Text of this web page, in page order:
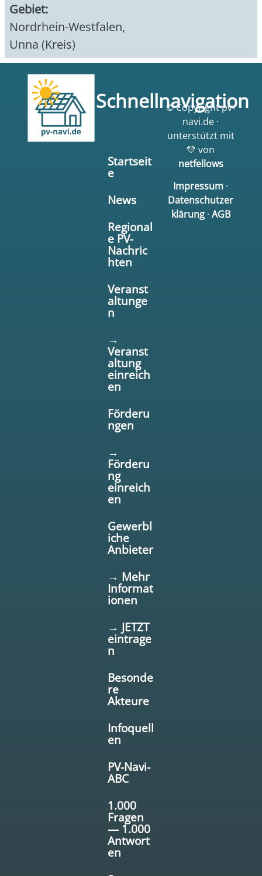
Gebiet:
Nordrhein-Westfalen,
Unna (Kreis)
Schnellnavigation
Startseit
e
News
Regional
e PV-
Nachric
hten
Veranst
altunge
n
→
Veranst
altung
einreich
en
Förderu
ngen
→
Förderu
ng
einreich
en
Gewerbl
iche
Anbieter
→ Mehr
Informat
ionen
→ JETZT
eintrage
n
Besonde
re
Akteure
Infoquell
en
PV-Navi-
ABC
1.000
Fragen
— 1.000
Antwort
en
© Copyright pv-
navi.de ·
unterstützt mit
💛 von
netfellows
Impressum ·
Datenschutzer
klärung· AGB